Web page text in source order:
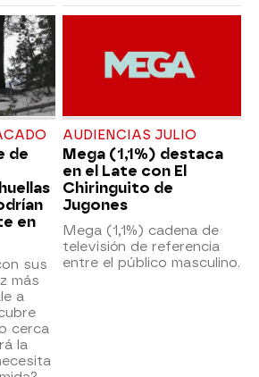
de
en
sus
más
a
cerca
la
AUDIENCIAS JULIO
Mega (1,1%) destaca
en el Late con El
Chiringuito de
Jugones
Mega (1,1%) cadena de
televisión de referencia
entre el público masculino.